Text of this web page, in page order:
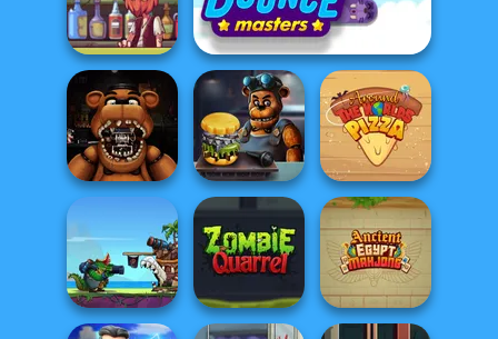
Bouncemasters
FNAF Bartender
Pirate Bartender
Captain's Gro...
Around the
Worlds Pizza
FNAF Burger
FNAF: Night at
the Dentist